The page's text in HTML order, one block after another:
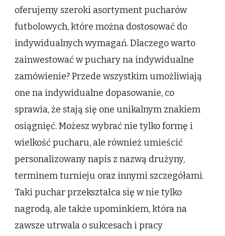
oferujemy szeroki asortyment pucharów
futbolowych, które można dostosować do
indywidualnych wymagań. Dlaczego warto
zainwestować w puchary na indywidualne
zamówienie? Przede wszystkim umożliwiają
one na indywidualne dopasowanie, co
sprawia, że stają się one unikalnym znakiem
osiągnięć. Możesz wybrać nie tylko formę i
wielkość pucharu, ale również umieścić
personalizowany napis z nazwą drużyny,
terminem turnieju oraz innymi szczegółami.
Taki puchar przekształca się w nie tylko
nagrodą, ale także upominkiem, która na
zawsze utrwala o sukcesach i pracy